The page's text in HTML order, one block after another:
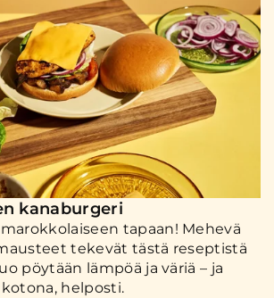
kanaburgeri
tapaan! Mehevä
tekevät tästä reseptistä
pöytään lämpöä ja väriä – ja
helposti.